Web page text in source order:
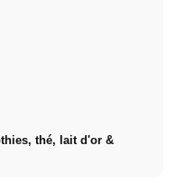
thé, lait d'or &